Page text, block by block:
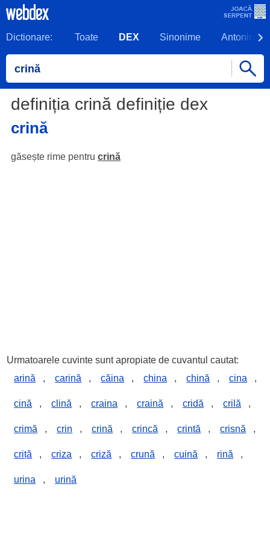
Dictionare: Toate DEX Sinonime Antonime
definiția crină definiție dex
crină
găsește rime pentru crină
Urmatoarele cuvinte sunt apropiate de cuvantul cautat:
arină
, carină , căina , china , chină , cina ,
cină , clină , craina , craină , cridă , crilă ,
crimă , crin , crină , crincă , crintă , crisnă ,
criță , criza , criză , crună , cuină , rină ,
urina , urină